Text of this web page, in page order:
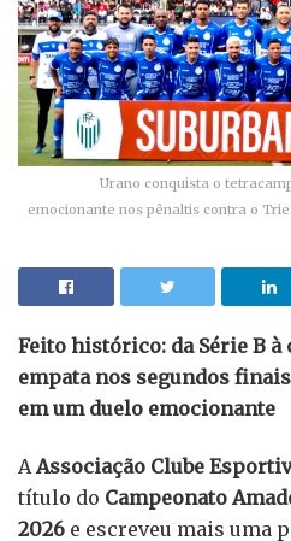
Urano conquista o
emocionante nos pênaltis contra o
Feito histórico: da Série B à
empata nos segundos
em um duelo emocionante
AAssociação Clube
título do Campeonato
2026 e escreveu mais uma